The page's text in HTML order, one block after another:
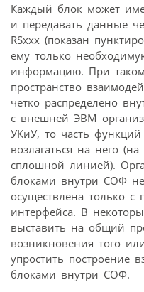
Каждый блок может
и передавать данные
RSxxx (показан
ему только
информацию. При
пространство
четко распределено
с внешней ЭВМ
УКиУ, то часть
возлагаться на него
сплошной линией).
блоками внутри СОФ
осуществлена только
интерфейса. В
выставить на общий
возникновения того
упростить построение
блоками внутри СОФ.